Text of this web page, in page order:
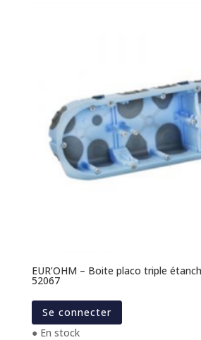
EUR’OHM – Boite placo triple
52067
Se connecter
● En stock